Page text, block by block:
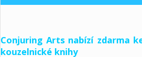
Conjuring Arts nabízí zdarma
kouzelnické knihy